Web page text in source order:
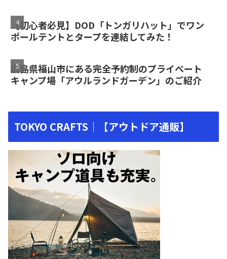
【初心者必見】DOD「トンガリハット」でワン
ポールテントとタープを連結してみた！
広島県福山市にある完全予約制のプライベート
キャンプ場「アウルランドガーデン」のご紹介
TOKYO CRAFTS｜【アウトドア通販】